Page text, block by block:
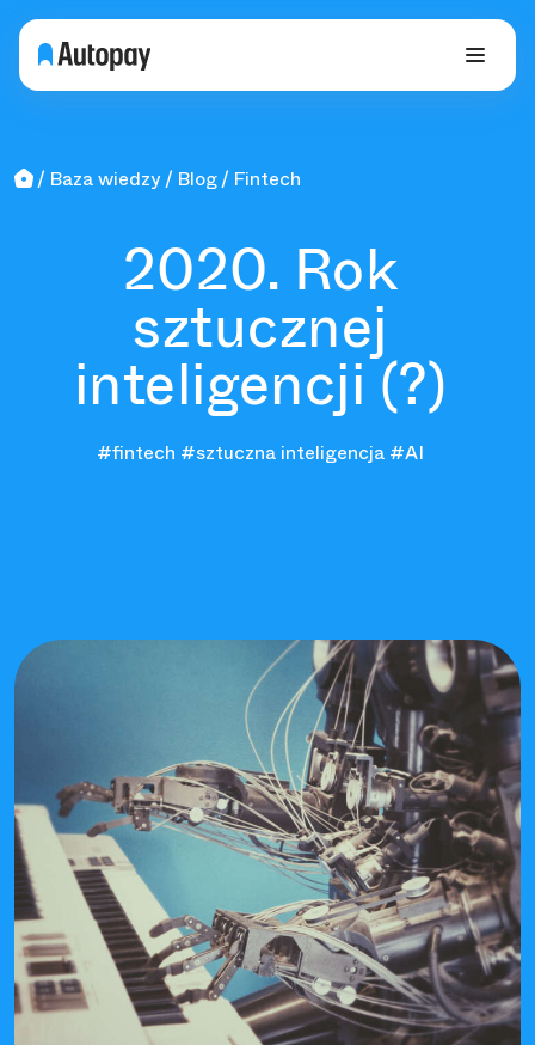
Baza wiedzy Blog Fintech
2020. Rok
sztucznej
inteligencji (?)
#fintech #sztuczna inteligencja #AI